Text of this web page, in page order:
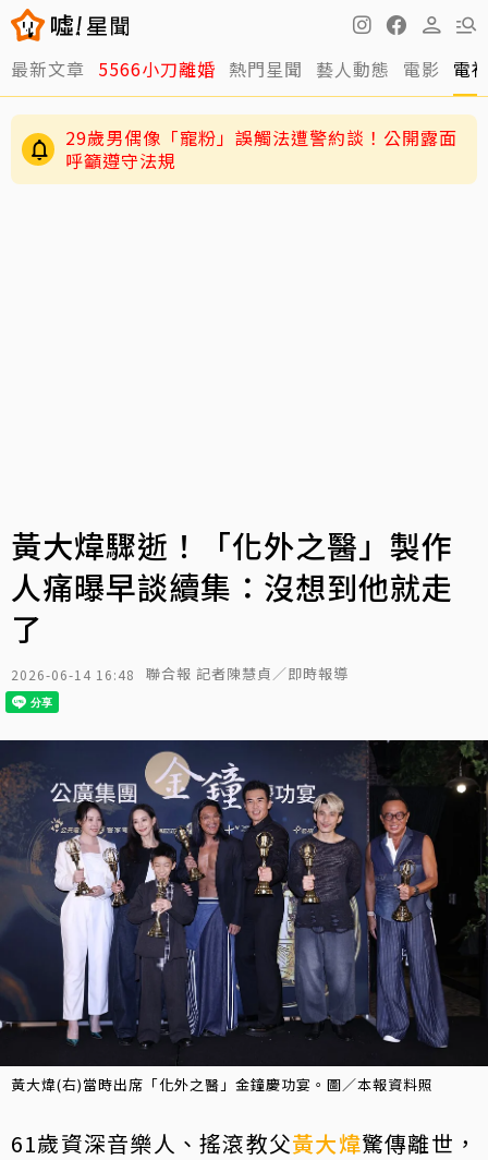
最新文章 5566小刀離婚 熱門星聞 藝人動態 電影 電
29歲男偶像「寵粉」誤觸法遭警約談！公開露面
呼籲遵守法規
黃大煒驟逝！「化外之醫」製作
人痛曝早談續集：沒想到他就走
了
2026-06-14 16:48 聯合報 記者陳慧貞／即時報導
黃大煒(右)當時出席「化外之醫」金鐘慶功宴。圖／本報資料照
61歲資深音樂人、搖滾教父黃大煒驚傳離世，